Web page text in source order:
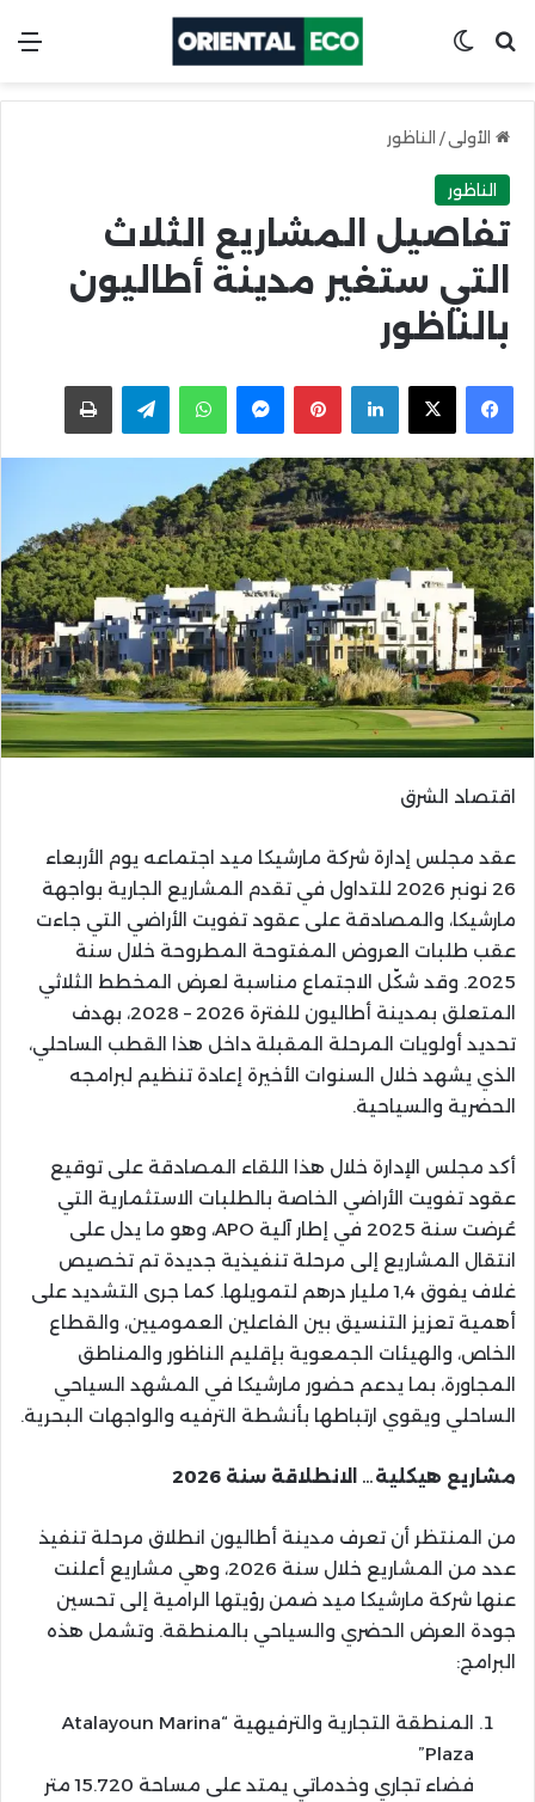
ابحث عنSwitch skin
الأولى / الناظور
الناظور
تفاصيل المشاريع الثلاث
التي ستغير مدينة أطاليون
بالناظور
Facebook
X
LinkedIn
Pinterest
Messenger
WhatsApp
Telegramاطبعها
اقتصاد الشرق
عقد مجلس إدارة شركة مارشيكا ميد اجتماعه يوم الأربعاء
26 نونبر 2026 للتداول في تقدم المشاريع الجارية بواجهة
مارشيكا، والمصادقة على عقود تفويت الأراضي التي جاءت
عقب طلبات العروض المفتوحة المطروحة خلال سنة
2025. وقد شكّل الاجتماع مناسبة لعرض المخطط الثلاثي
المتعلق بمدينة أطاليون للفترة 2026 – 2028، بهدف
تحديد أولويات المرحلة المقبلة داخل هذا القطب الساحلي،
الذي يشهد خلال السنوات الأخيرة إعادة تنظيم لبرامجه
الحضرية والسياحية.
أكد مجلس الإدارة خلال هذا اللقاء المصادقة على توقيع
عقود تفويت الأراضي الخاصة بالطلبات الاستثمارية التي
عُرضت سنة 2025 في إطار آلية APO، وهو ما يدل على
انتقال المشاريع إلى مرحلة تنفيذية جديدة تم تخصيص
غلاف يفوق 1,4 مليار درهم لتمويلها. كما جرى التشديد على
أهمية تعزيز التنسيق بين الفاعلين العموميين، والقطاع
الخاص، والهيئات الجمعوية بإقليم الناظور والمناطق
المجاورة، بما يدعم حضور مارشيكا في المشهد السياحي
الساحلي ويقوي ارتباطها بأنشطة الترفيه والواجهات البحرية.
مشاريع هيكلية… الانطلاقة سنة 2026
من المنتظر أن تعرف مدينة أطاليون انطلاق مرحلة تنفيذ
عدد من المشاريع خلال سنة 2026، وهي مشاريع أعلنت
عنها شركة مارشيكا ميد ضمن رؤيتها الرامية إلى تحسين
جودة العرض الحضري والسياحي بالمنطقة. وتشمل هذه
البرامج:
المنطقة التجارية والترفيهية “Atalayoun Marina
Plaza”
فضاء تجاري وخدماتي يمتد على مساحة 15.720 متر